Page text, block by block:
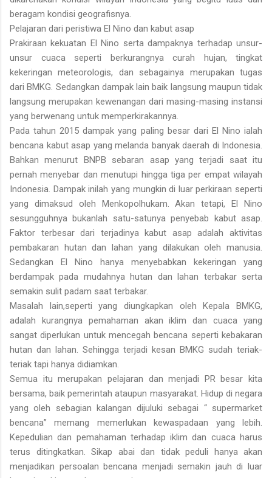
beragam kondisi geografisnya.
Pelajaran dari peristiwa El Nino dan kabut asap
Prakiraan kekuatan El Nino serta dampaknya terhadap unsur-
unsur cuaca seperti berkurangnya curah hujan, tingkat
kekeringan meteorologis, dan sebagainya merupakan tugas
dari BMKG. Sedangkan dampak lain baik langsung maupun tidak
langsung merupakan kewenangan dari masing-masing instansi
yang berwenang untuk memperkirakannya.
Pada tahun 2015 dampak yang paling besar dari El Nino ialah
bencana kabut asap yang melanda banyak daerah di Indonesia.
Bahkan menurut BNPB sebaran asap yang terjadi saat itu
pernah menyebar dan menutupi hingga tiga per empat wilayah
Indonesia. Dampak inilah yang mungkin di luar perkiraan seperti
yang dimaksud oleh Menkopolhukam. Akan tetapi, El Nino
sesungguhnya bukanlah satu-satunya penyebab kabut asap.
Faktor terbesar dari terjadinya kabut asap adalah aktivitas
pembakaran hutan dan lahan yang dilakukan oleh manusia.
Sedangkan El Nino hanya menyebabkan kekeringan yang
berdampak pada mudahnya hutan dan lahan terbakar serta
semakin sulit padam saat terbakar.
Masalah lain,seperti yang diungkapkan oleh Kepala BMKG,
adalah kurangnya pemahaman akan iklim dan cuaca yang
sangat diperlukan untuk mencegah bencana seperti kebakaran
hutan dan lahan. Sehingga terjadi kesan BMKG sudah teriak-
teriak tapi hanya didiamkan.
Semua itu merupakan pelajaran dan menjadi PR besar kita
bersama, baik pemerintah ataupun masyarakat. Hidup di negara
yang oleh sebagian kalangan dijuluki sebagai “ supermarket
bencana” memang memerlukan kewaspadaan yang lebih.
Kepedulian dan pemahaman terhadap iklim dan cuaca harus
terus ditingkatkan. Sikap abai dan tidak peduli hanya akan
menjadikan persoalan bencana menjadi semakin jauh di luar